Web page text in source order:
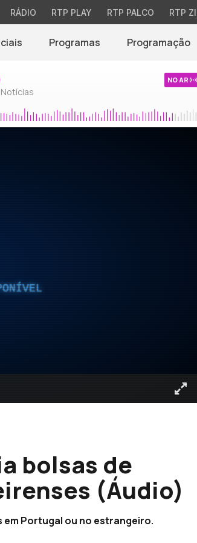
RÁDIO RTP PLAY RTP PALCO RTP
Programas Programação
NO AR
bolsas de
(Áudio)
Portugal ou no estrangeiro.